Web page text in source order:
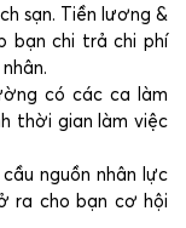
sạn. Tiền lương &
bạn chi trả chi phí
có các ca làm
thời gian làm việc
nguồn nhân lực
ra cho bạn cơ hội